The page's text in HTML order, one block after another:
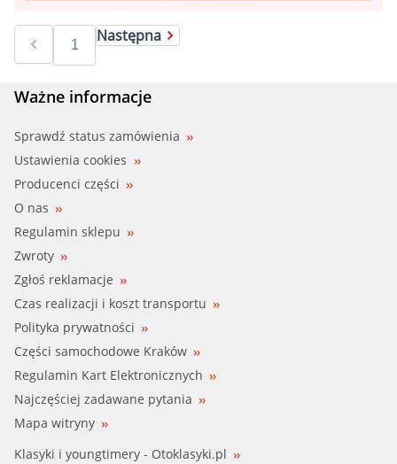
Następna
Ważne informacje
Sprawdź status zamówienia
Ustawienia cookies
Producenci części
O nas
Regulamin sklepu
Zwroty
Zgłoś reklamacje
Czas realizacji i koszt transportu
Polityka prywatności
Części samochodowe Kraków
Regulamin Kart Elektronicznych
Najczęściej zadawane pytania
Mapa witryny
Klasyki i youngtimery - Otoklasyki.pl